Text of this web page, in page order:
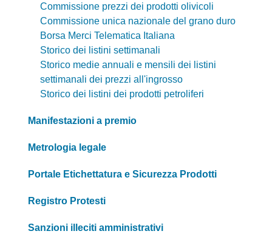
Commissione prezzi dei prodotti olivicoli
Commissione unica nazionale del grano duro
Borsa Merci Telematica Italiana
Storico dei listini settimanali
Storico medie annuali e mensili dei listini
settimanali dei prezzi all'ingrosso
Storico dei listini dei prodotti petroliferi
Manifestazioni a premio
Metrologia legale
Portale Etichettatura e Sicurezza Prodotti
Registro Protesti
Sanzioni illeciti amministrativi